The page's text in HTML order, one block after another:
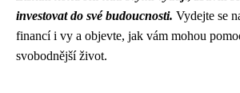
investovat do své budoucnosti. Vydejte se
financí i vy a objevte, jak vám mohou
svobodnější život.